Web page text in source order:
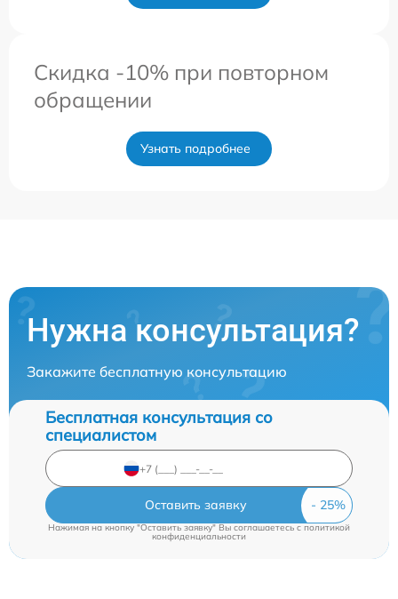
Скидка -10% при повторном
обращении
Узнать подробнее
Нужна консультация?
Закажите бесплатную консультацию
Бесплатная консультация со
специалистом
Оставить заявку
Нажимая на кнопку "Оставить заявку" Вы соглашаетесь c политикой
конфиденциальности